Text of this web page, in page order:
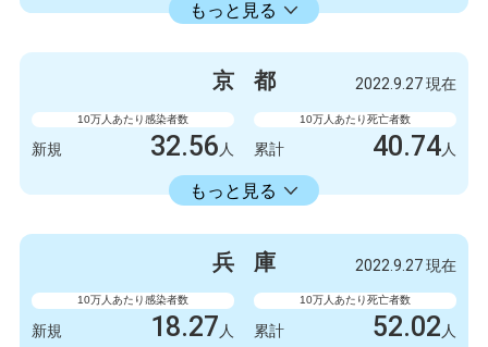
もっと見る
人
5247人 新規
5798
京 都 2022.9.27 現在
10万人あたり感染者数
新規 32.56 人
10万人あたり死亡者数
累計 40.74人
もっと見る
18413.86人
840人 新規
475063 1051
兵 庫 2022.9.27 現在
10万人あたり感染者数
新規 18.27 人
10万人あたり死亡者数
累計 52.02 人